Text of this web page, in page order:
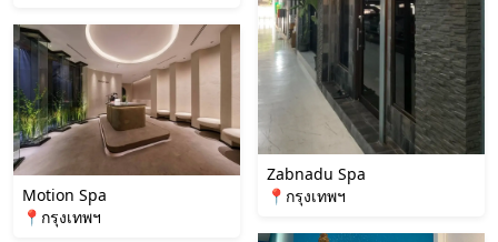
Motion Spa
📍กรุงเทพฯ
Zabnadu Spa
📍กรุงเทพฯ